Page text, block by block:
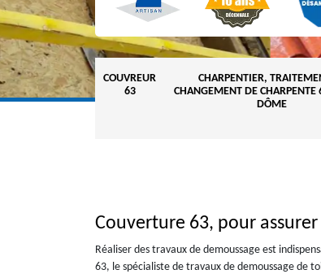
COUVREUR
63
CHARPENTIER,
CHANGEMENT DE CHARPENTE
DÔME
Couverture 63, pour
Réaliser des travaux de demoussage est
63, le spécialiste de travaux de demoussage de